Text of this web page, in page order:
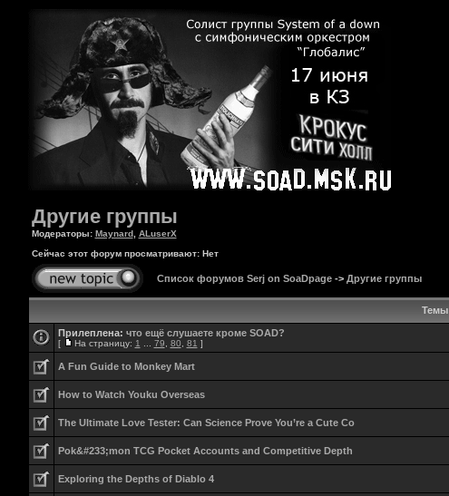
Другие группы
Модераторы: Maynard, ALuserX
Сейчас этот форум просматривают: Нет
Список форумов Serj on SoaDpage-> Другие группы
Темы
Прилеплена: что ещё слушаете кроме SOAD?
[ На страницу: 1 79 80 81 ]
A Fun Guide to Monkey Mart
How to Watch Youku Overseas
The Ultimate Love Tester: Can Science Prove You’re a Cute Co
Pok&#233;mon TCG Pocket Accounts and Competitive Depth
Exploring the Depths of Diablo 4